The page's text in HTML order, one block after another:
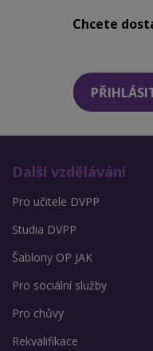
Chcete
Další vzdělávání
Pro učitele DVPP
Studia DVPP
Šablony OP JAK
Pro sociální služby
Pro chůvy
Rekvalifikace